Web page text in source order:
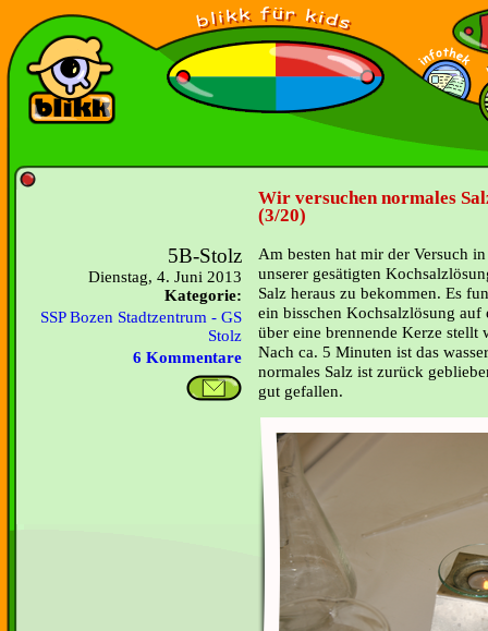
Wir versuchen normales
(3/20)
5B-Stolz
Dienstag, 4. Juni 2013
Kategorie:
SSP Bozen Stadtzentrum - GS
Stolz
6 Kommentare
Am besten hat mir der Versuch
unserer gesätigten
Salz heraus zu bekommen. Es
ein bisschen Kochsalzlösung
über eine brennende Kerze
Nach ca. 5 Minuten ist das
normales Salz ist zurück
gut gefallen.